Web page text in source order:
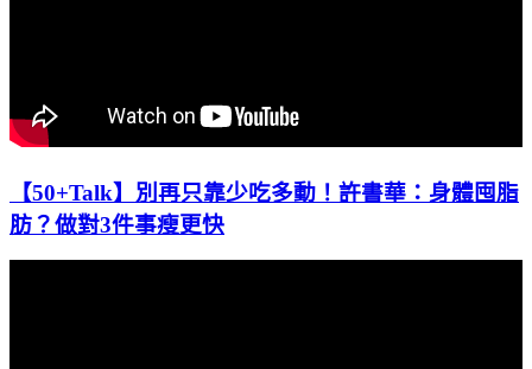
【50+Talk】別再只靠少吃多動！許書華：身體囤脂
肪？做對3件事瘦更快